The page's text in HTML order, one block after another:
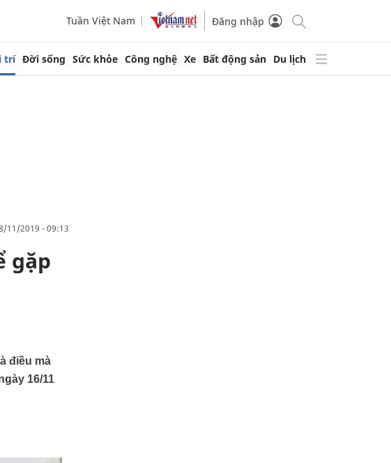
Tuần Việt Nam Đăng nhập
trí Đời sống Sức khỏe Công nghệ Xe Bất động sản Du lịch
11/2019 - 09:13
gặp
điều mà
16/11